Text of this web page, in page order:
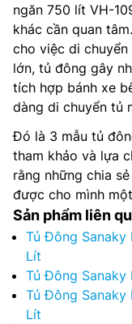
ngăn 750 lít VH-
khác cần quan
cho việc di
lớn, tủ đông gây
tích hợp bánh xe
dàng di chuyển tủ
Đó là 3 mẫu tủ
tham khảo và lựa
rằng những chia
được cho mình
Sản phẩm liên
Tủ Đông Sanaky
Lít
Tủ Đông Sanaky
Tủ Đông Sanaky
Lít